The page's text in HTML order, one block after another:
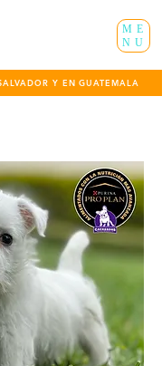
Y EN GUATEMALA
ME
NU